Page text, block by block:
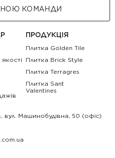
КОМАНДИ
ПРОДУКЦІЯ
Плитка Golden Tile
Плитка Brick Style
Плитка Terragres
Плитка Sant
Valentines
вул. Машинобудівна, 50 (офіс)